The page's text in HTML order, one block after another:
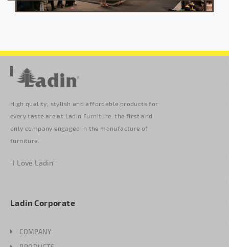
High quality, stylish and affordable products for
every taste are at Ladin Furniture. the first and
only company engaged in the manufacture of
furniture.
"I Love Ladin"
Ladin Corporate
COMPANY